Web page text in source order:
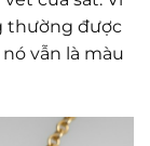
thường được
vẫn là màu